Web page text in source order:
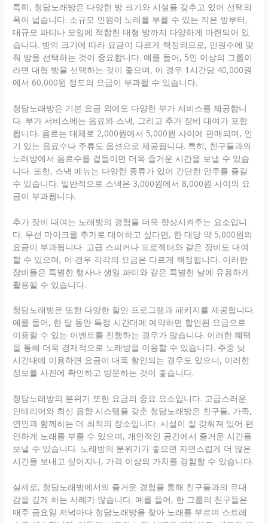
특히, 청담노래방은 다양한 방 크기와 시설을 갖추고 있어 선택의
폭이 넓습니다. 소규모 인원이 노래를 부를 수 있는 작은 방부터,
대규모 파티나 모임에 적합한 대형 방까지 다양하게 마련되어 있
습니다. 방의 크기에 따라 요금이 다르게 책정되므로, 인원수에 맞
춰 방을 선택하는 것이 중요합니다. 예를 들어, 5인 이상의 그룹이
라면 대형 방을 선택하는 것이 좋으며, 이 경우 1시간당 40,000원
에서 60,000원 정도의 요금이 부과될 수 있습니다.
청담노래방은 기본 요금 외에도 다양한 부가 서비스를 제공합니
다. 부가 서비스에는 음료와 스낵, 그리고 추가 장비 대여가 포함
됩니다. 음료는 대체로 2,000원에서 5,000원 사이에 판매되며, 인
기 있는 음료수나 주류도 옵션으로 제공됩니다. 특히, 친구들과의
노래방에서 음료수를 곁들이면 더욱 즐거운 시간을 보낼 수 있습
니다. 또한, 스낵 메뉴는 다양한 종류가 있어 간단한 안주를 즐길
수 있습니다. 일반적으로 스낵은 3,000원에서 8,000원 사이의 요
금이 부과됩니다.
추가 장비 대여는 노래방의 경험을 더욱 향상시켜주는 요소입니
다. 무선 마이크를 추가로 대여하고 싶다면, 한 대당 약 5,000원의
요금이 부과됩니다. 고급 스피커나 프로젝터와 같은 장비도 대여
할 수 있으며, 이 경우 각각의 요금은 다르게 책정됩니다. 이러한
장비들은 특별한 행사나 생일 파티와 같은 특별한 날에 유용하게
활용될 수 있습니다.
청담노래방은 또한 다양한 할인 프로그램과 패키지를 제공합니다.
예를 들어, 한 달 동안 특정 시간대에 예약하면 할인된 요금으로
이용할 수 있는 이벤트를 진행하는 경우가 많습니다. 이러한 혜택
을 통해 더욱 경제적으로 노래방을 이용할 수 있습니다. 주중 낮
시간대에 이용하면 요금이 대폭 할인되는 경우도 있으니, 이러한
정보를 사전에 확인하고 방문하는 것이 좋습니다.
청담노래방의 분위기 또한 요금의 중요 요소입니다. 고급스러운
인테리어와 최신 음향 시스템을 갖춘 청담노래방은 친구들, 가족,
연인과 함께하는 데 최적의 장소입니다. 시설이 잘 갖춰져 있어 편
안하게 노래를 부를 수 있으며, 개인적인 공간에서 즐거운 시간을
보낼 수 있습니다. 노래방의 분위기가 좋으면 자연스럽게 더 많은
시간을 보내고 싶어지니, 가격 이상의 가치를 경험할 수 있습니다.
실제로, 청담노래방에서의 즐거운 경험을 통해 친구들과의 유대
감을 깊게 하는 사례가 많습니다. 예를 들어, 한 그룹의 친구들은
매주 금요일 저녁마다 청담노래방을 찾아 노래를 부르며 스트레